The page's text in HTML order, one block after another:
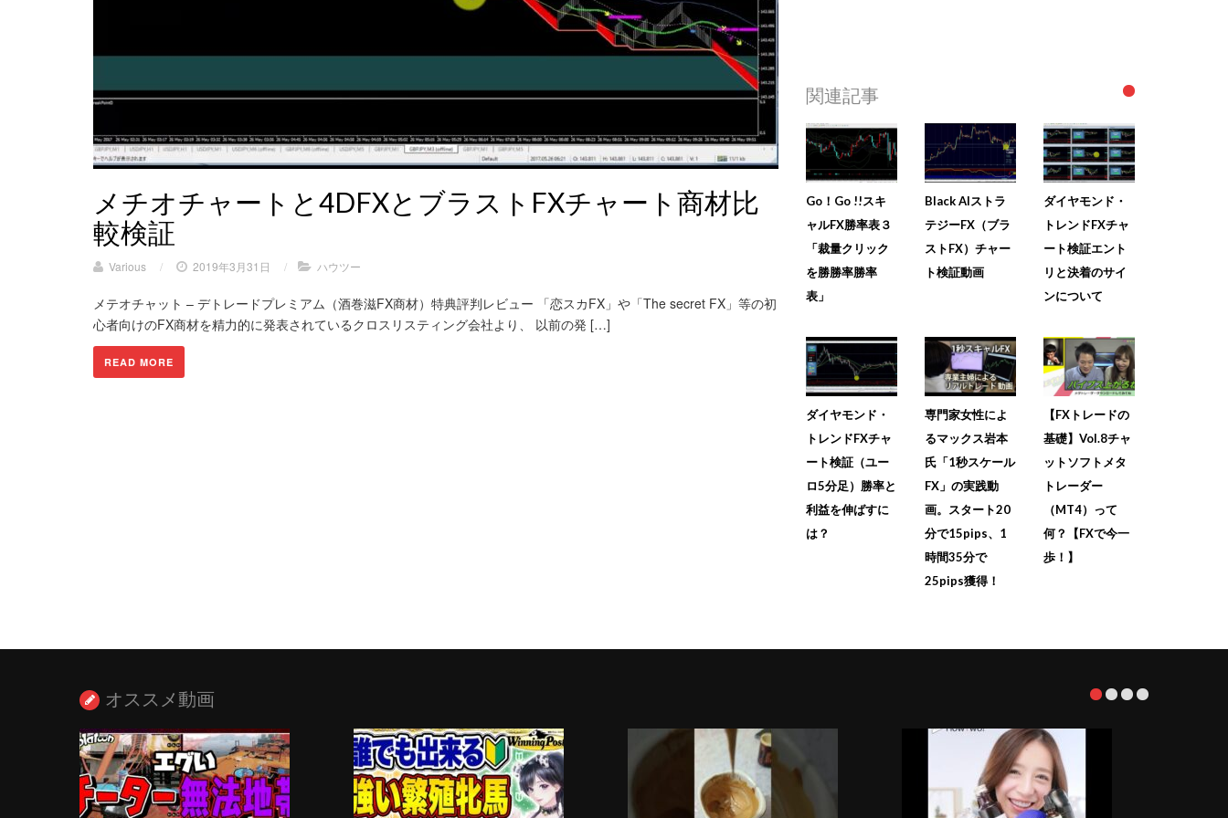
メチオチャートと4DFXとブラストFXチャート商材比
較検証
Various / 2019年3月31日 / ハウツー
メテオチャット – デトレードプレミアム（酒巻滋FX商材）特典評判レビュー 「恋スカFX」や「The secret FX」等の初
心者向けのFX商材を精力的に発表されているクロスリスティング会社より、 以前の発 […]
READ MORE
関連記事
Go！Go !!スキ
ャルFX勝率表３
「裁量クリック
を勝勝率勝率
表」
Black AIストラ
テジーFX（ブラ
ストFX）チャー
ト検証動画
ダイヤモンド・
トレンドFXチャ
ート検証エント
リと決着のサイ
ンについて
ダイヤモンド・
トレンドFXチャ
ート検証（ユー
ロ5分足）勝率と
利益を伸ばすに
は？
専門家女性によ
るマックス岩本
氏「1秒スケール
FX」の実践動
画。スタート20
分で15pips、1
時間35分で
25pips獲得！
【FXトレードの
基礎】Vol.8チャ
ットソフトメタ
トレーダー
（MT4）って
何？【FXで今一
歩！】
オススメ動画